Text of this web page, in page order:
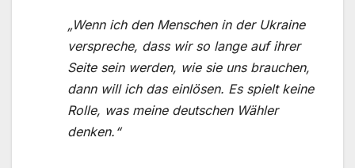
„Wenn ich den Menschen in der Ukraine
verspreche, dass wir so lange auf ihrer
Seite sein werden, wie sie uns brauchen,
dann will ich das einlösen. Es spielt keine
Rolle, was meine deutschen Wähler
denken.“